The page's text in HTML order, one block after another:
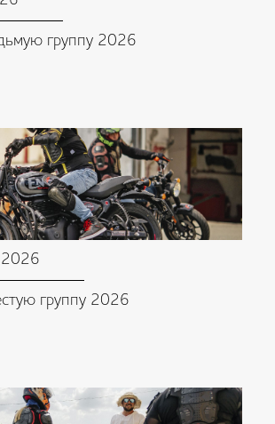
группу 2026
2026
группу 2026